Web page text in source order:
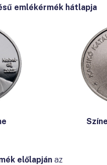
emlékérmék hátlapja
előlapján az